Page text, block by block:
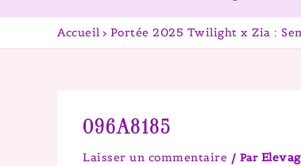
Accueil Portée 2025 Twilight x Zia :
096A8185
Laisser un commentaire / Par